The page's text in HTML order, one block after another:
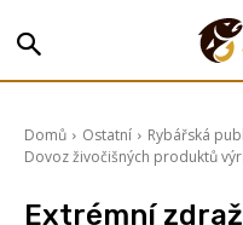
Domů Ostatní Rybářská
Dovoz živočišných produktů
Extrémní